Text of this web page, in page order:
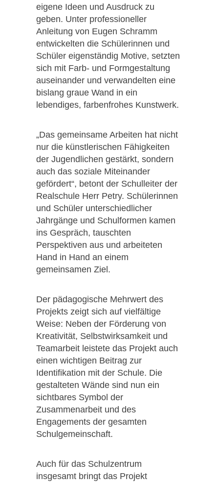
eigene Ideen und Ausdruck zu
geben. Unter professioneller
Anleitung von Eugen Schramm
entwickelten die Schülerinnen und
Schüler eigenständig Motive, setzten
sich mit Farb- und Formgestaltung
auseinander und verwandelten eine
bislang graue Wand in ein
lebendiges, farbenfrohes Kunstwerk.
„Das gemeinsame Arbeiten hat nicht
nur die künstlerischen Fähigkeiten
der Jugendlichen gestärkt, sondern
auch das soziale Miteinander
gefördert“, betont der Schulleiter der
Realschule Herr Petry. Schülerinnen
und Schüler unterschiedlicher
Jahrgänge und Schulformen kamen
ins Gespräch, tauschten
Perspektiven aus und arbeiteten
Hand in Hand an einem
gemeinsamen Ziel.
Der pädagogische Mehrwert des
Projekts zeigt sich auf vielfältige
Weise: Neben der Förderung von
Kreativität, Selbstwirksamkeit und
Teamarbeit leistete das Projekt auch
einen wichtigen Beitrag zur
Identifikation mit der Schule. Die
gestalteten Wände sind nun ein
sichtbares Symbol der
Zusammenarbeit und des
Engagements der gesamten
Schulgemeinschaft.
Auch für das Schulzentrum
insgesamt bringt das Projekt